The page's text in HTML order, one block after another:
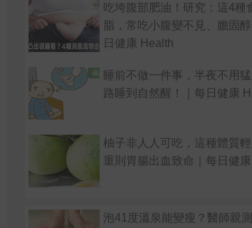
吃垮腹部肥油！研究：這4種
脂，常吃小腹變不見、膽固
日健康 Health
睡前不做一件事，半夜不用
路睡到自然醒！｜每日健康
柚子非人人可吃，這種體質
重則胃腸出血致命｜每日健
泡41度溫泉能變瘦？醫師親